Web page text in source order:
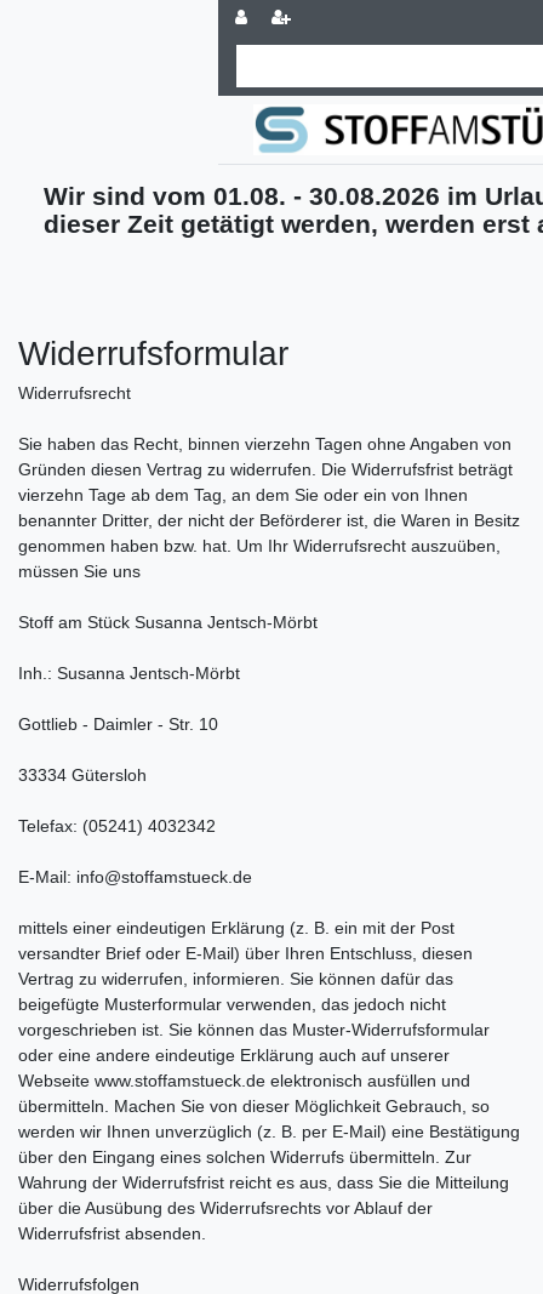
Wir sind vom 01.08. - 30.08.2026 im
dieser Zeit getätigt werden, werden erst
Widerrufs­formular
Widerrufsrecht
Sie haben das Recht, binnen vierzehn Tagen ohne Angaben von
Gründen diesen Vertrag zu widerrufen. Die Widerrufsfrist beträgt
vierzehn Tage ab dem Tag, an dem Sie oder ein von Ihnen
benannter Dritter, der nicht der Beförderer ist, die Waren in Besitz
genommen haben bzw. hat. Um Ihr Widerrufsrecht auszuüben,
müssen Sie uns
Stoff am Stück Susanna Jentsch-Mörbt
Inh.: Susanna Jentsch-Mörbt
Gottlieb - Daimler - Str. 10
33334 Gütersloh
Telefax: (05241) 4032342
E-Mail: info@stoffamstueck.de
mittels einer eindeutigen Erklärung (z. B. ein mit der Post
versandter Brief oder E-Mail) über Ihren Entschluss, diesen
Vertrag zu widerrufen, informieren. Sie können dafür das
beigefügte Musterformular verwenden, das jedoch nicht
vorgeschrieben ist. Sie können das Muster-Widerrufsformular
oder eine andere eindeutige Erklärung auch auf unserer
Webseite www.stoffamstueck.de elektronisch ausfüllen und
übermitteln. Machen Sie von dieser Möglichkeit Gebrauch, so
werden wir Ihnen unverzüglich (z. B. per E-Mail) eine Bestätigung
über den Eingang eines solchen Widerrufs übermitteln. Zur
Wahrung der Widerrufsfrist reicht es aus, dass Sie die Mitteilung
über die Ausübung des Widerrufsrechts vor Ablauf der
Widerrufsfrist absenden.
Widerrufsfolgen